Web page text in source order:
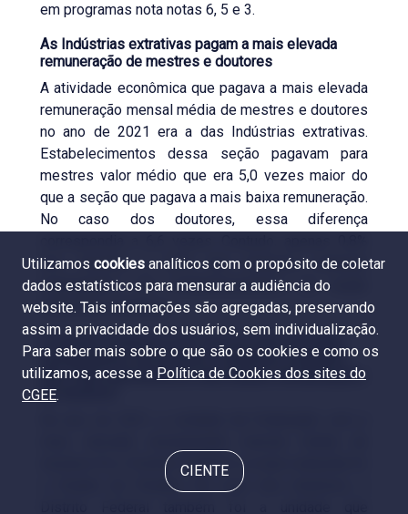
em programas nota notas 6, 5 e 3.
As Indústrias extrativas pagam a mais elevada
remuneração de mestres e doutores
A atividade econômica que pagava a mais elevada
remuneração mensal média de mestres e doutores
no ano de 2021 era a das Indústrias extrativas.
Estabelecimentos dessa seção pagavam para
mestres valor médio que era 5,0 vezes maior do
que a seção que pagava a mais baixa remuneração.
No caso dos doutores, essa diferença
dos mestres e 0,2% dos doutores estavam
empregados em estabelecimentos da seção
Indústrias extrativas.
O Distrito Federal é a UF com as mais elevadas
remunerações de mestres e doutores, enquanto
São Paulo apresenta as mais baixas remunerações
de doutores
mestres foi o Distrito Federal e a mais reduzida foi
o Estado da Paraíba. No caso dos doutores, o
Utilizamos cookies analíticos com o propósito de coletar
dados estatísticos para mensurar a audiência do
website. Tais informações são agregadas, preservando
assim a privacidade dos usuários, sem individualização.
Para saber mais sobre o que são os cookies e como os
utilizamos, acesse a Política de Cookies dos sites do
CGEE.
CIENTE